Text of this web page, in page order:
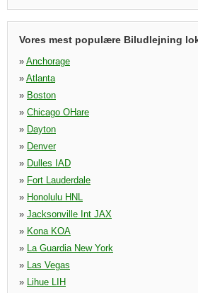
Vores mest populære Biludlejning
» Anchorage
» Atlanta
» Boston
» Chicago OHare
» Dayton
» Denver
» Dulles IAD
» Fort Lauderdale
» Honolulu HNL
» Jacksonville Int JAX
» Kona KOA
» La Guardia New York
» Las Vegas
» Lihue LIH